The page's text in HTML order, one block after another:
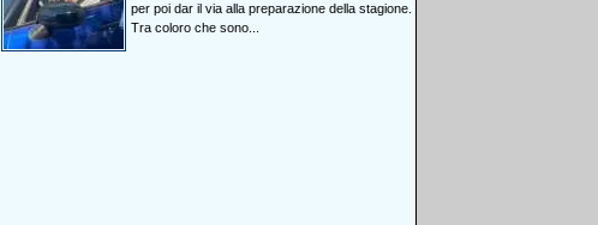
per poi dar il via alla preparazione della stagione.
Tra coloro che sono...